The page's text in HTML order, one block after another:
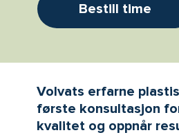
Bestill time
Volvats erfarne
første konsultasjon
kvalitet og oppnår